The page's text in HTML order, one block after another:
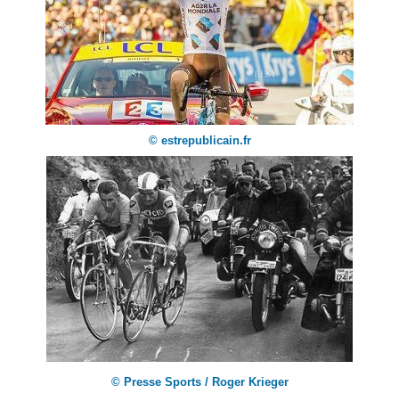
© estrepublicain.fr
© Presse Sports / Roger Krieger